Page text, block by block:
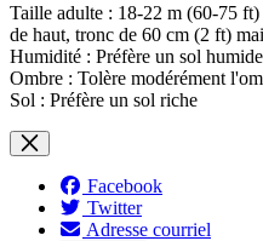
Taille adulte : 18-22 m (60-75
de haut, tronc de 60 cm (2 ft)
Humidité : Préfère un sol humide
Ombre : Tolère modérément
Sol : Préfère un sol riche
Facebook
Twitter
Adresse courriel